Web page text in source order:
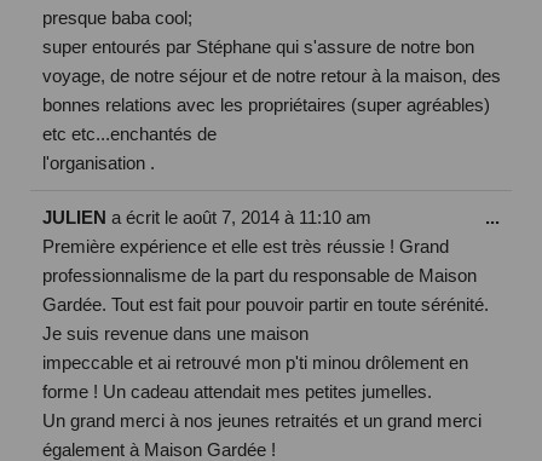
presque baba cool;
super entourés par Stéphane qui s'assure de notre bon
voyage, de notre séjour et de notre retour à la maison, des
bonnes relations avec les propriétaires (super agréables)
etc etc...enchantés de
l'organisation .
JULIEN a écrit le août 7, 2014 à 11:10 am
Première expérience et elle est très réussie ! Grand
professionnalisme de la part du responsable de Maison
Gardée. Tout est fait pour pouvoir partir en toute sérénité.
Je suis revenue dans une maison
impeccable et ai retrouvé mon p'ti minou drôlement en
forme ! Un cadeau attendait mes petites jumelles.
Un grand merci à nos jeunes retraités et un grand merci
également à Maison Gardée !
...